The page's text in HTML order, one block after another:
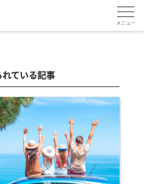
メニュー
ている記事